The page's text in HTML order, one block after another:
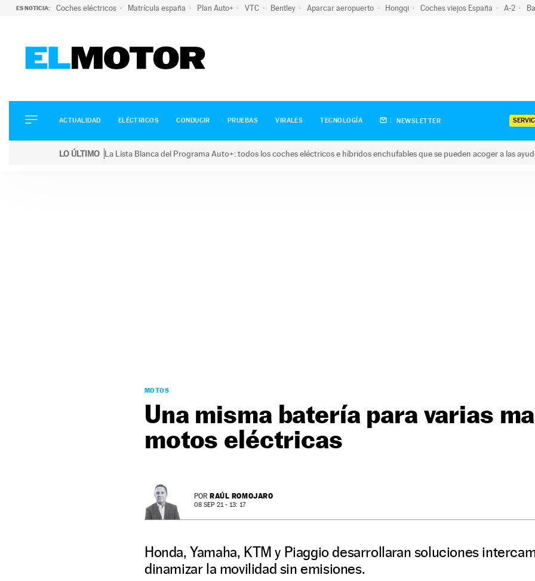
ES NOTICIA: Coches eléctricos Matrícula españa Plan Auto+ VTC Bentley Aparcar aeropuerto Hongqi Coches viejos España A-2
ELÉCTRICOS
CONDUCIR
ACTUALIDAD ELÉCTRICOS CONDUCIR PRUEBAS VIRALES TECNOLOGÍA NEWSLETTER
LO ÚLTIMO La Lista Blanca del Programa Auto+: todos los coches eléctricos e híbridos enchufables que se pueden acoger a las
MOTOS
Una misma batería para varias
motos eléctricas
POR RAÚL ROMOJARO
08 SEP 21 - 13: 17
Honda, Yamaha, KTM y Piaggio desarrollaran soluciones
dinamizar la movilidad sin emisiones.